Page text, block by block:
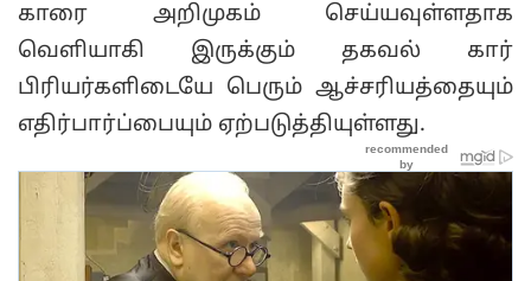
காரை அறிமுகம் செய்யவுள்ளதாக
வெளியாகி இருக்கும் தகவல் கார்
பிரியர்களிடையே பெரும் ஆச்சரியத்தையும்
எதிர்பார்ப்பையும் ஏற்படுத்தியுள்ளது.